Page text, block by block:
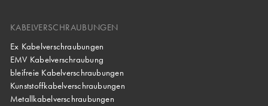
KABELVERSCHRAUBUNGEN
Ex Kabelverschraubungen
EMV Kabelverschraubung
bleifreie Kabelverschraubungen
Kunststoffkabelverschraubungen
Metallkabelverschraubungen